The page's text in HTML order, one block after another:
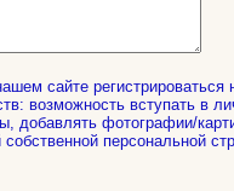
сайте регистрироваться
возможность вступать в
добавлять фотографии/
персональной